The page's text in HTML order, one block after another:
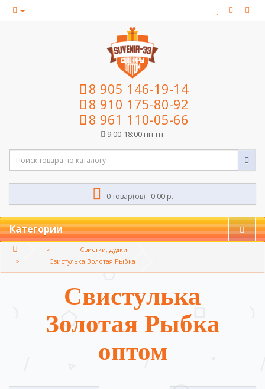
8 905 146-19-14
8 910 175-80-92
8 961 110-05-66
9:00-18:00 пн-пт
0 товар(ов) - 0.00 р.
Категории
Свистки, дудки
Свистулька Золотая Рыбка
Свистулька
Золотая Рыбка
оптом